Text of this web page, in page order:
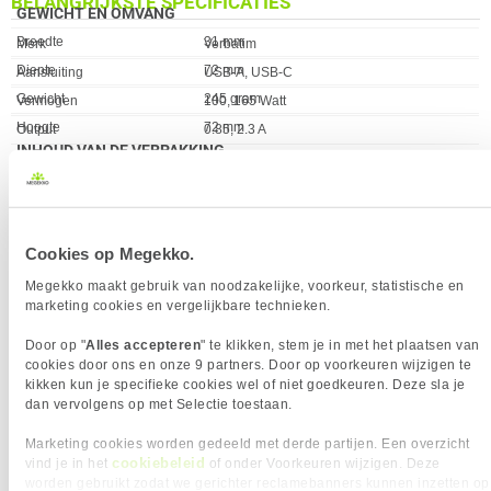
Cookies op Megekko.
Megekko maakt gebruik van noodzakelijke, voorkeur, statistische en
marketing cookies en vergelijkbare technieken.
Door op "Alles accepteren" te klikken, stem je in met het plaatsen van
cookies door ons en onze 9 partners. Door op voorkeuren wijzigen te
kikken kun je specifieke cookies wel of niet goedkeuren. Deze sla je
dan vervolgens op met Selectie toestaan.
Marketing cookies worden gedeeld met derde partijen. Een overzicht
vind je in het cookiebeleid of onder Voorkeuren wijzigen. Deze
Eigenschap
Merk
Verbatim
Aansluiting
USB-A, USB-C
Vermogen
100, 165 Watt
Output
0.85, 2.3 A
Verkrijgbaar sinds
GEWICHT EN OMVANG
Eigenschap
Breedte
31 mm
Diepte
72 mm
Gewicht
245 gram
Hoogte
72 mm
INHOUD VAN DE VERPAKKING
Eigenschap
Gebruiksaanwijzing
Inbegrepen soorten
EU, UK, US
Inclusief AC-adapter
Aansluiting
USB-A, USB-C
OVERIGE SPECIFICATIES
Eigenschap Waarde
Afmetingen binnendoos (B x D
x H)
255 x 300 x 130 mm
Plug and play ✓︎
Eigenschap Waarde
Aantal poorten
4
VERGELIJKBARE PRODUCTEN
Maxo 100W 4-poorts 3x USB-C 1x
USB-A Desktop Oplader
Sitecom 100W Power Delivery Wall
Charger (Black)